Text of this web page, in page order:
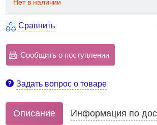
Нет в наличии
Сравнить
Сообщить о поступлении
Задать вопрос о товаре
Описание Информация по